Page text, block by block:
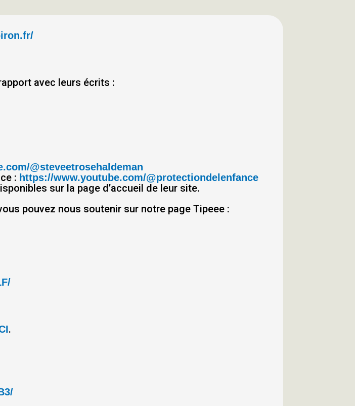
avec leurs écrits :
@steveetrosehaldeman
: https://www.youtube.com/@protectiondelenfance
sur la page d’accueil de leur site.
pouvez nous soutenir sur notre page Tipeee :
.